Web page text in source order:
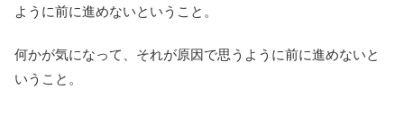
ように前に進めないということ。
何かが気になって、それが原因で思うように前に進めないと
いうこと。